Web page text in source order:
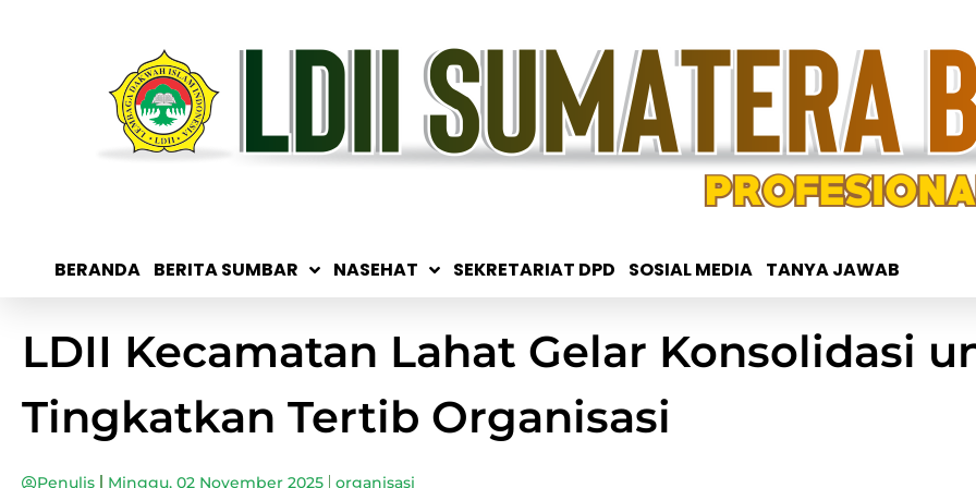
BERANDA BERITA SUMBAR NASEHAT SEKRETARIAT DPD SOSIAL MEDIA TANYA JAWAB
LDII Kecamatan Lahat Gelar Konsolidasi
Tingkatkan Tertib Organisasi
Penulis Minggu, 02 November 2025 organisasi